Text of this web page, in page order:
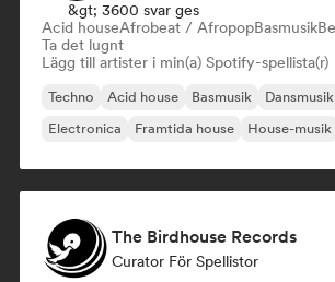
&gt; 3600 svar ges
Acid houseAfrobeat / AfropopBasmusik
Ta det lugnt
Lägg till artister i min(a) Spotify-spellista(r)
Techno Acid house Basmusik Dansmusik
Electronica
Framtida house House-musik
The Birdhouse Records
Curator För Spellistor